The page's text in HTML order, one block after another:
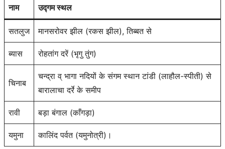
नाम उद्गम स्थल
सतलुज मानसरोवर झील (रकस झील), तिब्बत से
ब्यास रोहतांग दरें (भृगु तुंग)
चिनाब
चन्द्रा व् भागा नदियों के संगम स्थान टांडी (लाहौल-स्पीती) से
बारालाचा दर्रे के समीप
रावी बड़ा बंगाल (काँगड़ा)
यमुना कालिंद पर्वत (यमुनोत्री)।